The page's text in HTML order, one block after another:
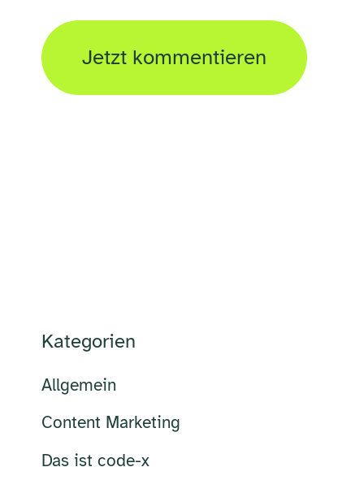
Kategorien
Allgemein
Content Marketing
Das ist code-x